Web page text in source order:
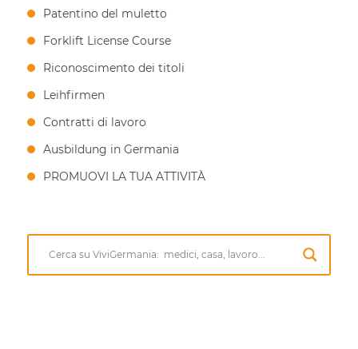
Patentino del muletto
Forklift License Course
Riconoscimento dei titoli
Leihfirmen
Contratti di lavoro
Ausbildung in Germania
PROMUOVI LA TUA ATTIVITÀ